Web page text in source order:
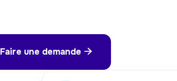
Faire une demande 